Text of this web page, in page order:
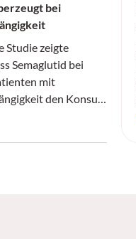
bei
Studie zeigte
Semaglutid bei
mit
den Konsum